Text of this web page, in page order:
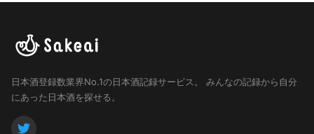
日本酒登録数業界No.1の日本酒記録サービス。
みんなの記録から自分
にあった日本酒を探せる。